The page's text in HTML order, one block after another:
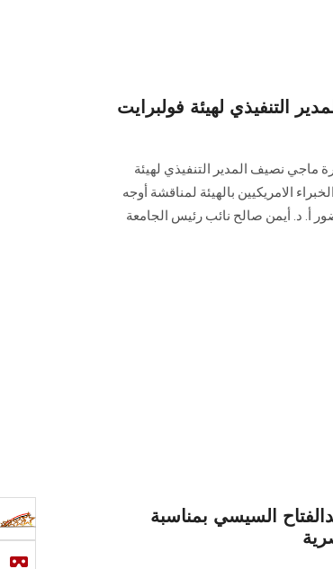
التنفيذي لهيئة فولبرايت
ماجي نصيف المدير التنفيذي لهيئة
الامريكيين بالهيئة لمناقشة أوجه
أ. د. أيمن صالح نائب رئيس الجامعة
السيسي بمناسبة